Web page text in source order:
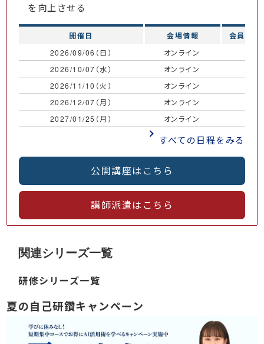
を向上させる
開催日 会場情報 会員価格
2026/09/06（日） オンライン
2026/10/07（水）
オンライン
2026/11/10（火）
オンライン
2026/12/07（月）
オンライン
2027/01/25（月）
オンライン
すべての日程をみる
公開講座はこちら
講師派遣はこちら
関連シリーズ一覧
研修シリーズ一覧
夏の自己研鑽キャンペーン